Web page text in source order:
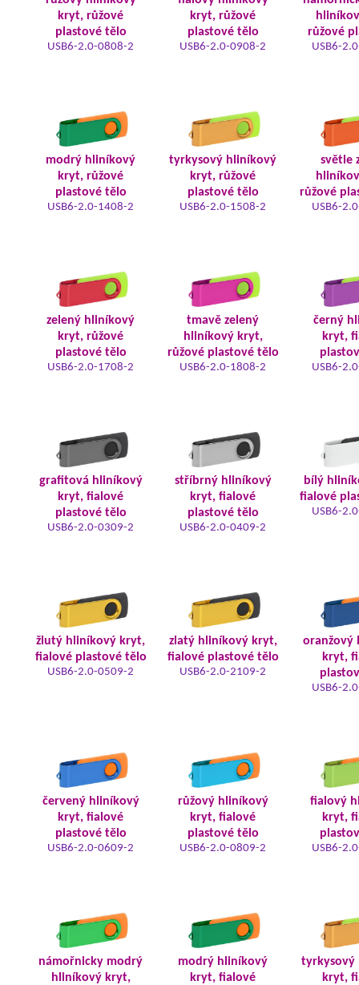
kryt, růžové
plastové tělo
USB6-2.0-0808-2
kryt, růžové
plastové tělo
USB6-2.0-0908-2
růžové
USB6-
modrý hliníkový
kryt, růžové
plastové tělo
USB6-2.0-1408-2
tyrkysový hliníkový
kryt, růžové
plastové tělo
USB6-2.0-1508-2
světle
růžové
USB6-
zelený hliníkový
kryt, růžové
plastové tělo
USB6-2.0-1708-2
tmavě zelený
hliníkový kryt,
růžové plastové tělo
USB6-2.0-1808-2
černý
kryt,
USB6-
grafitová hliníkový
kryt, fialové
plastové tělo
USB6-2.0-0309-2
stříbrný hliníkový
kryt, fialové
plastové tělo
USB6-2.0-0409-2
bílý
fialové
USB6-
žlutý hliníkový kryt,
fialové plastové tělo
USB6-2.0-0509-2
zlatý hliníkový kryt,
fialové plastové tělo
USB6-2.0-2109-2
oranžový
kryt,
USB6-
červený hliníkový
kryt, fialové
plastové tělo
USB6-2.0-0609-2
růžový hliníkový
kryt, fialové
plastové tělo
USB6-2.0-0809-2
fialový
kryt,
USB6-
námořnicky modrý
hliníkový kryt,
modrý hliníkový
kryt, fialové
tyrkysový
kryt,